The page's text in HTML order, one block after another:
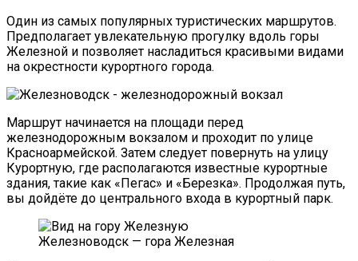
Один из самых популярных туристических маршрутов.
Предполагает увлекательную прогулку вдоль горы
Железной и позволяет насладиться красивыми видами
на окрестности курортного города.
Маршрут начинается на площади перед
железнодорожным вокзалом и проходит по улице
Красноармейской. Затем следует повернуть на улицу
Курортную, где располагаются известные курортные
здания, такие как «Пегас» и «Березка». Продолжая путь,
вы дойдёте до центрального входа в курортный парк.
Железноводск — гора Железная